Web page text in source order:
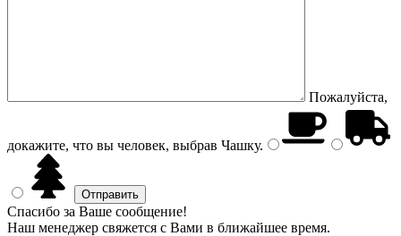
Пожалуйста,
докажите, что вы человек, выбрав Чашку.
Спасибо за Ваше сообщение!
Наш менеджер свяжется с Вами в ближайшее время.